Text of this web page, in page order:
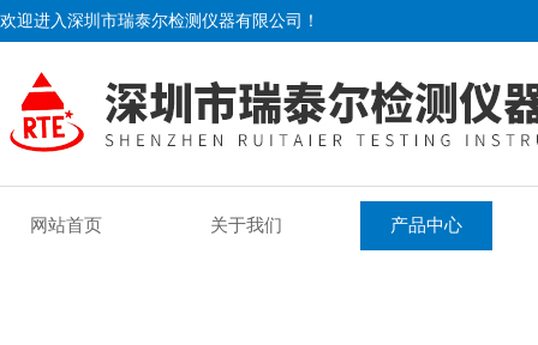
欢迎进入深圳市瑞泰尔检测仪器有限公司！
网站首页 关于我们 产品中心